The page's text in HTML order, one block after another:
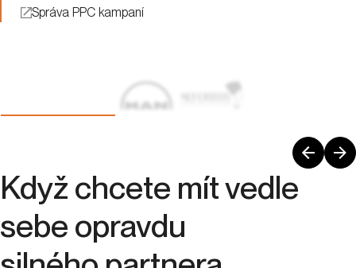
Správa PPC kampaní
Když chcete mít vedle
sebe opravdu